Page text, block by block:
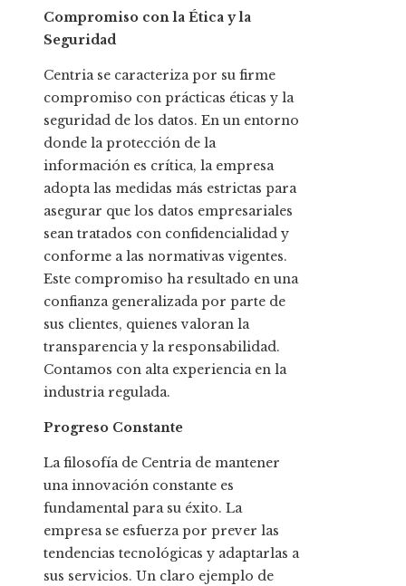
Compromiso con la Ética y la
Seguridad
Centria se caracteriza por su firme
compromiso con prácticas éticas y la
seguridad de los datos. En un entorno
donde la protección de la
información es crítica, la empresa
adopta las medidas más estrictas para
asegurar que los datos empresariales
sean tratados con confidencialidad y
conforme a las normativas vigentes.
Este compromiso ha resultado en una
confianza generalizada por parte de
sus clientes, quienes valoran la
transparencia y la responsabilidad.
Contamos con alta experiencia en la
industria regulada.
Progreso Constante
La filosofía de Centria de mantener
una innovación constante es
fundamental para su éxito. La
empresa se esfuerza por prever las
tendencias tecnológicas y adaptarlas a
sus servicios. Un claro ejemplo de